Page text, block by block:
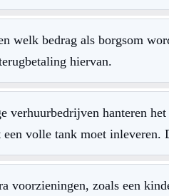
welk bedrag als borgsom
hiervan.
verhuurbedrijven hanteren
volle tank moet inleveren.
voorzieningen, zoals een